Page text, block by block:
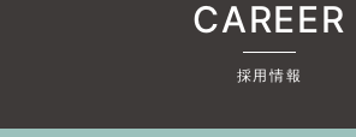
CAREER
採用情報